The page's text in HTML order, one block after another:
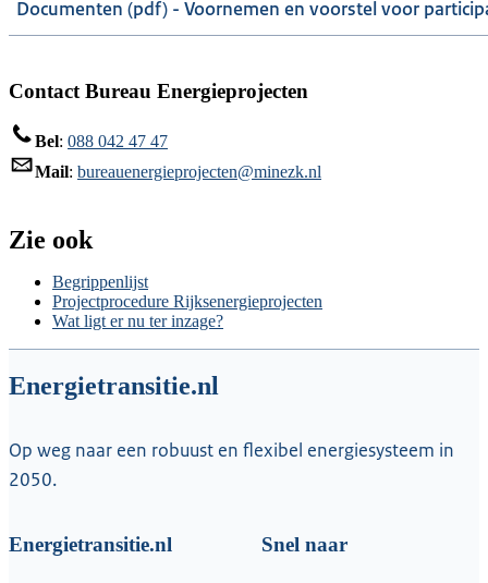
Documenten (pdf) - Voornemen en voorstel voor
Contact Bureau Energieprojecten
Bel: 088 042 47 47
Mail: bureauenergieprojecten@minezk.nl
Zie ook
Begrippenlijst
Projectprocedure Rijksenergieprojecten
Wat ligt er nu ter inzage?
Energietransitie.nl
Op weg naar een robuust en flexibel energiesysteem in
2050.
Energietransitie.nl Snel naar